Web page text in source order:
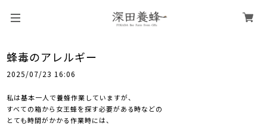
蜂毒のアレルギー
2025/07/23 16:06
私は基本一人で養蜂作業していますが、
すべての箱から女王蜂を探す必要がある時などの
とても時間がかかる作業時には、